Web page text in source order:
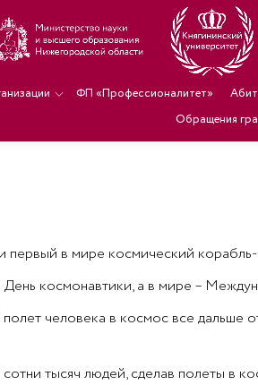
ФП «Профессионалитет»
Обращения
первый в мире космический
космонавтики, а в мире –
человека в космос все дальше
тысяч людей, сделав полеты в